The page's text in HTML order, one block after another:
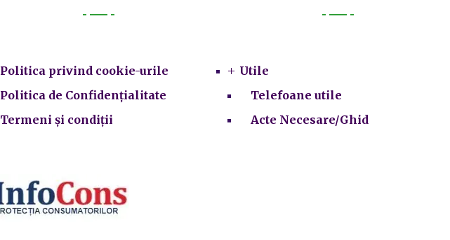
Politica privind cookie-urile
Politica de Confidențialitate
Termeni și condiții
Utile
Telefoane utile
Acte Necesare/Ghid